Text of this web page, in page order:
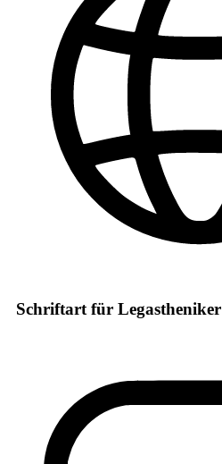
Schriftart für Legastheniker